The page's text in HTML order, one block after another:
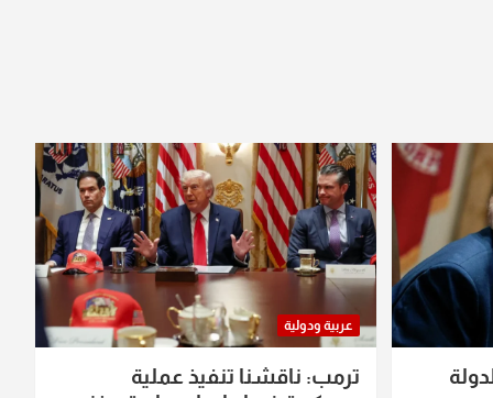
عربية ودولية
ترمب: ناقشنا تنفيذ عملية